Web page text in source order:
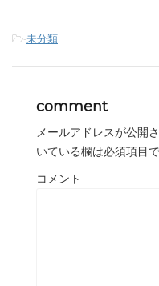
-未分類
comment
メールアドレスが公開
いている欄は必須項目
コメント